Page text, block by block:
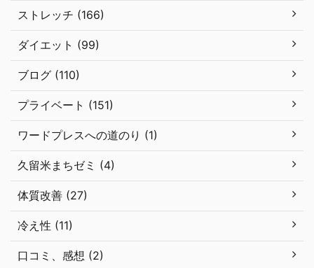
ストレッチ (166)
ダイエット (99)
ブログ (110)
プライベート (151)
ワードプレスへの道のり (1)
久留米まちゼミ (4)
体質改善 (27)
冷え性 (11)
口コミ、感想 (2)